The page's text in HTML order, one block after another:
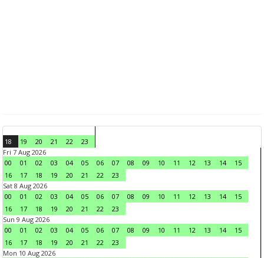
18 19 20 21 22
23
Fri 7 Aug 2026
00
01 02 03 04 05 06 07 08 09 10 11 12 13 14
15
16
17 18 19 20 21 22
23
Sat 8 Aug 2026
00
01 02 03 04 05 06 07 08 09 10 11 12 13 14
15
16
17 18 19 20 21 22
23
Sun 9 Aug 2026
00
01 02 03 04 05 06 07 08 09 10 11 12 13 14
15
16
17 18 19 20 21 22
23
Mon 10 Aug 2026